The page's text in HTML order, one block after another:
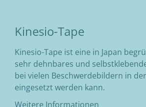
Kinesio-Tape
Kinesio-Tape ist eine in Japan
sehr dehnbares und
bei vielen Beschwerdebildern in
eingesetzt werden kann.
Weitere Informationen